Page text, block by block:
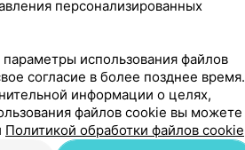
врачам
Николаевичу,
персонализированных
использования файлов
согласие в более позднее время.
информации о целях,
файлов cookie вы можете
Политикой обработки файлов cookie